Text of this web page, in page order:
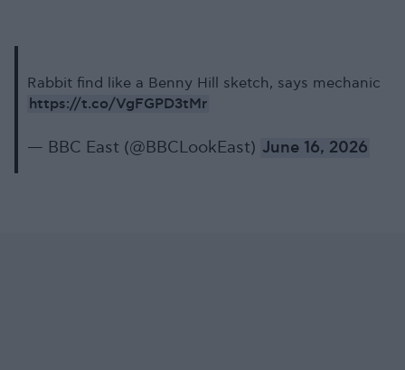
Rabbit find like a Benny Hill sketch, says mechanic
https://t.co/VgFGPD3tMr
— BBC East (@BBCLookEast) June 16, 2026